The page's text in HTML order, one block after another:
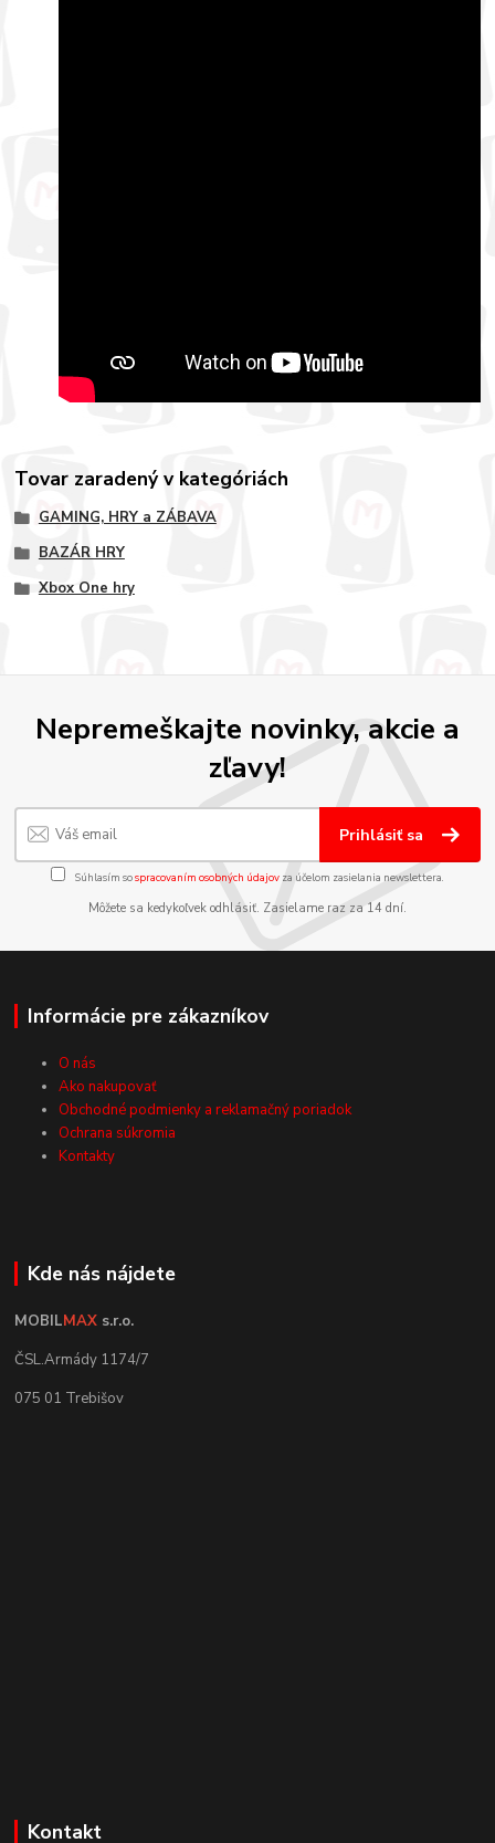
Tovar zaradený v kategóriách
GAMING, HRY a ZÁBAVA
BAZÁR HRY
Xbox One hry
Nepremeškajte novinky, akcie a
zľavy!
Prihlásiť sa
Súhlasím sospracovaním osobných údajov za účelom zasielania newslettera.
Môžete sa kedykoľvek odhlásiť. Zasielame raz za 14 dní.
Informácie pre zákazníkov
O nás
Ako nakupovať
Obchodné podmienky a reklamačný poriadok
Ochrana súkromia
Kontakty
Kde nás nájdete
MOBILMAX s.r.o.
ČSL.Armády 1174/7
075 01 Trebišov
Kontakt